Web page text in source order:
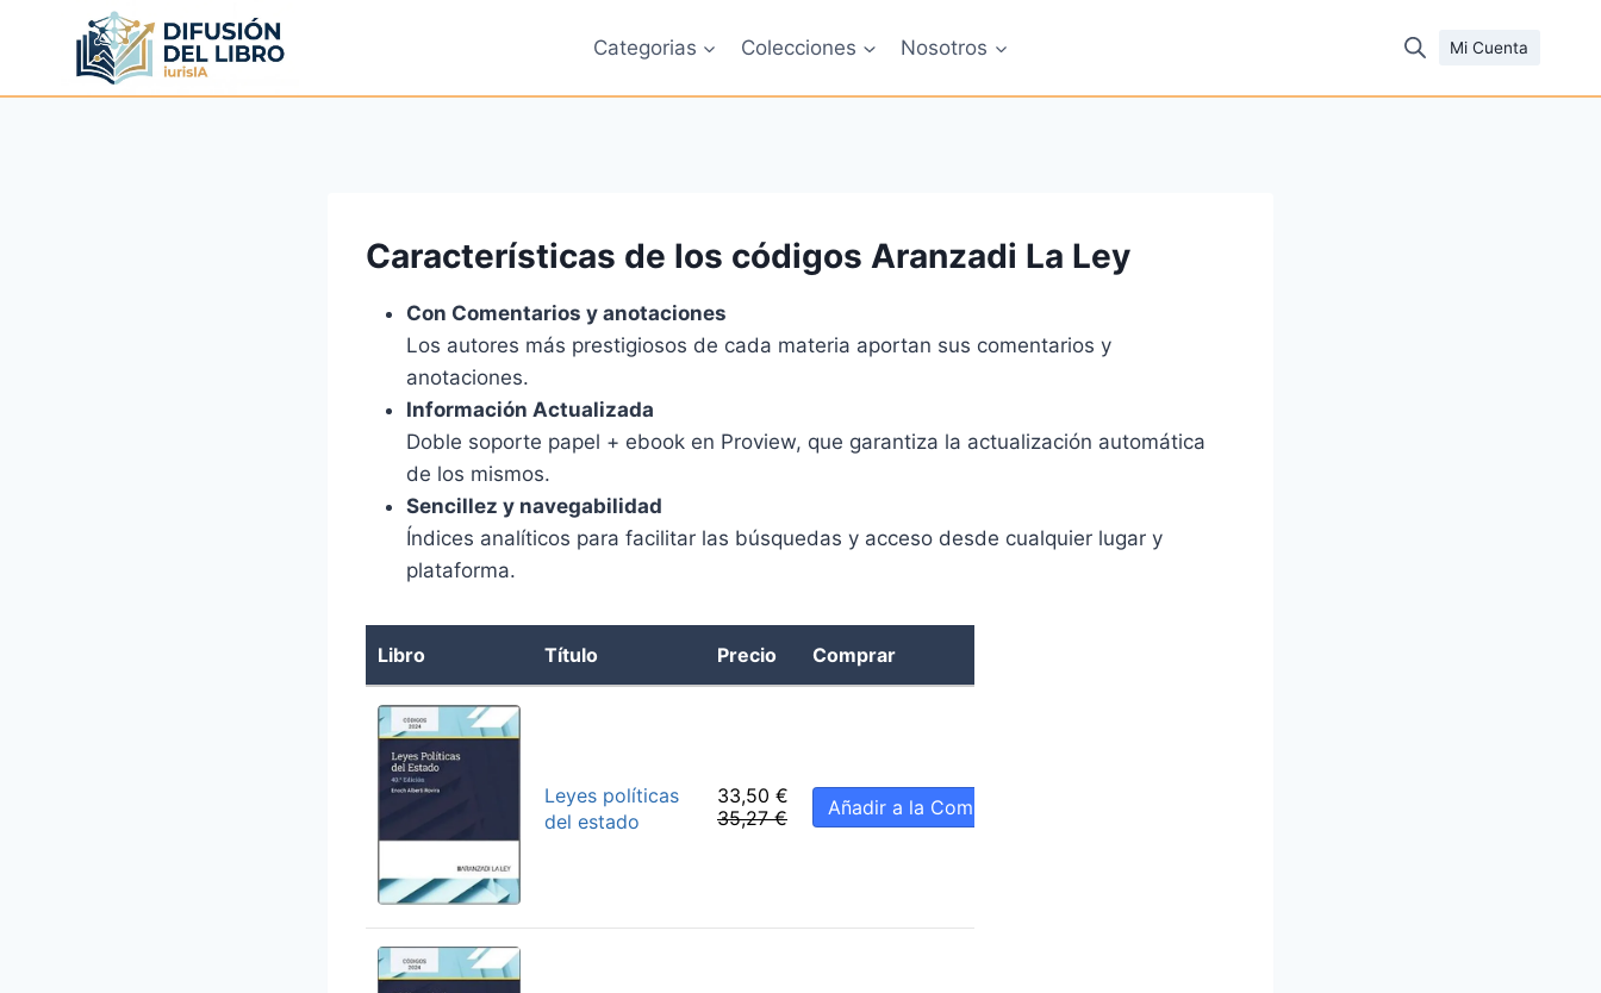
Categorias Colecciones Nosotros Mi Cuenta
Características de los códigos Aranzadi La Ley
Con Comentarios y anotaciones
Los autores más prestigiosos de cada materia aportan sus comentarios y
anotaciones.
Información Actualizada
Doble soporte papel + ebook en Proview, que garantiza la actualización automática
de los mismos.
Sencillez y navegabilidad
Índices analíticos para facilitar las búsquedas y acceso desde cualquier lugar y
plataforma.
Libro Título Precio Comprar
Leyes políticas
del estado
33,50 €
35,27 € Añadir a la Compra